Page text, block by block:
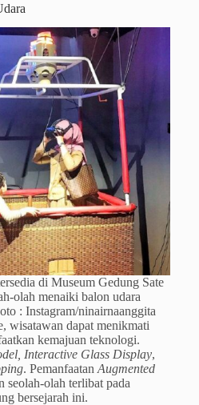
di Museum Gedung Sate
olah menaiki balon udara
: Instagram/ninairnaanggita
wisatawan dapat menikmati
kemajuan teknologi.
Interactive Glass Display,
. Pemanfaatan Augmented
seolah-olah terlibat pada
bersejarah ini.